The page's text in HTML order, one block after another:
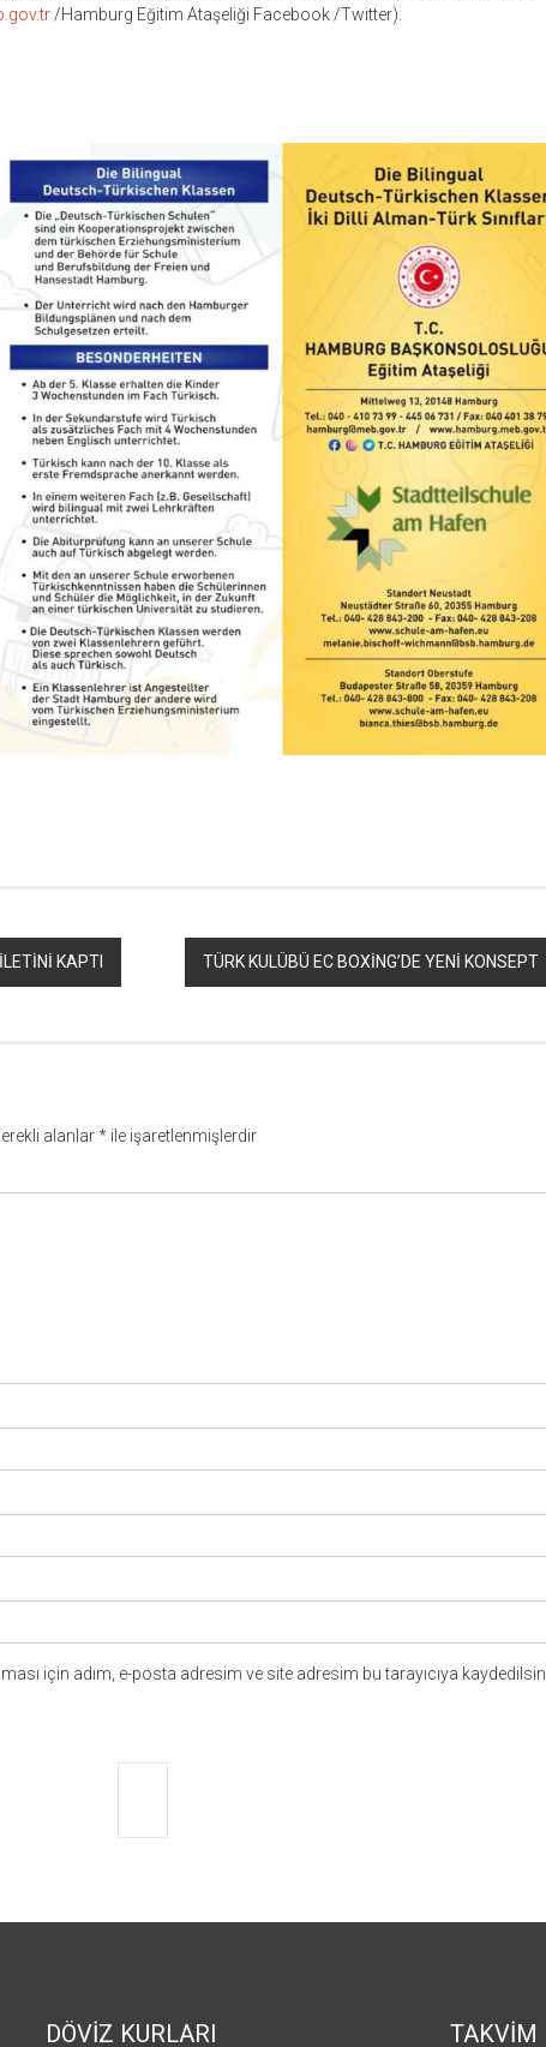
/Hamburg Eğitim Ataşeliği Facebook /Twitter).
KAPTI TÜRK KULÜBÜ EC BOXİNG’DE YENİ KONSEPT
alanlar*ile işaretlenmişlerdir
için adım, e-posta adresim ve site adresim bu tarayıcıya kaydedilsin.
DÖVİZ KURLARI TAKVİM